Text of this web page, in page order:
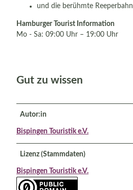
und die berühmte Reeperbahn
Hamburger Tourist Information
Mo - Sa: 09:00 Uhr – 19:00 Uhr
Gut zu wissen
Autor:in
Bispingen Touristik e.V.
Lizenz (Stammdaten)
Bispingen Touristik e.V.